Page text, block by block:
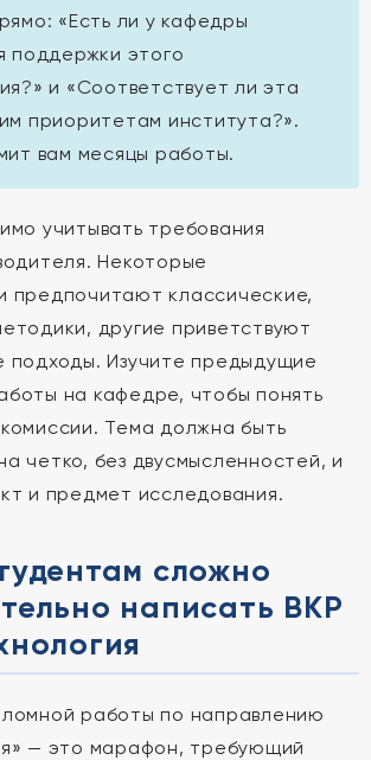
«Есть ли у кафедры
поддержки этого
и «Соответствует ли эта
приоритетам института?».
вам месяцы работы.
учитывать требования
Некоторые
предпочитают классические,
другие приветствуют
подходы. Изучите предыдущие
на кафедре, чтобы понять
Тема должна быть
четко, без двусмысленностей, и
и предмет исследования.
сложно
написать ВКР
работы по направлению
— это марафон, требующий